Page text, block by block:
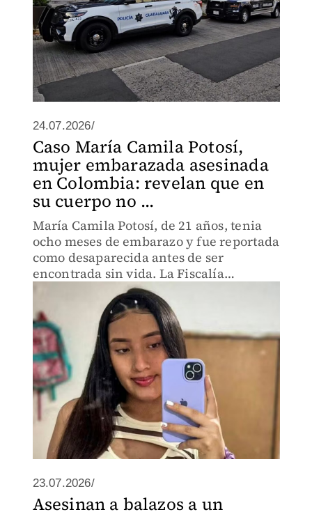
24.07.2026/
Caso María Camila Potosí,
mujer embarazada asesinada
en Colombia: revelan que en
su cuerpo no ...
María Camila Potosí, de 21 años, tenia
ocho meses de embarazo y fue reportada
como desaparecida antes de ser
encontrada sin vida. La Fiscalía
mantiene abiertas varias líneas de
investigación.
23.07.2026/
Asesinan a balazos a un